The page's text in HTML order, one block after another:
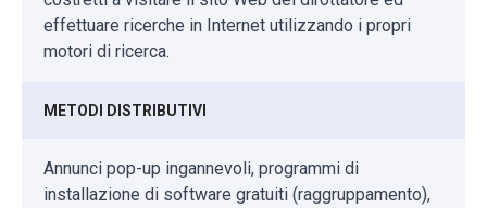
effettuare ricerche in Internet utilizzando i propri
motori di ricerca.
METODI DISTRIBUTIVI
Annunci pop-up ingannevoli, programmi di
installazione di software gratuiti (raggruppamento),